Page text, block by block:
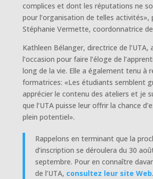
complices et dont les réputations ne
pour l’organisation de telles activités»,
Stéphanie Vermette, coordonnatrice de
Kathleen Bélanger, directrice de l’UTA,
l’occasion pour faire l’éloge de
long de la vie. Elle a également tenu à
formatrices: «Les étudiants semblent
apprécier le contenu des ateliers et je
que l’UTA puisse leur offrir la chance
plein potentiel».
Rappelons en terminant que la
d’inscription se déroulera du 30
septembre. Pour en connaître
de l’UTA, consultez leur site Web.